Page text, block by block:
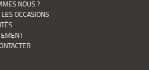
NOUS ?
OCCASIONS